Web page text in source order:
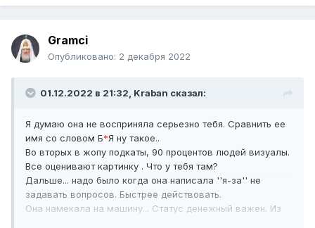
Gramci
Опубликовано: 2 декабря 2022
01.12.2022 в 21:32, Kraban сказал:
Я думаю она не восприняла серьезно тебя. Сравнить ее
имя со словом Б*Я ну такое..
Во вторых в жопу подкаты, 90 процентов людей визуалы.
Все оценивают картинку . Что у тебя там?
Дальше... надо было когда она написала ''я-за'' не
задавать вопросов. Быстрее действовать.
Она намекала на машину... Статус денежный важен. Из